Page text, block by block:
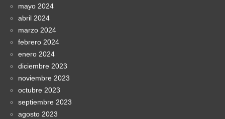
mayo 2024
abril 2024
marzo 2024
febrero 2024
enero 2024
diciembre 2023
noviembre 2023
octubre 2023
septiembre 2023
agosto 2023